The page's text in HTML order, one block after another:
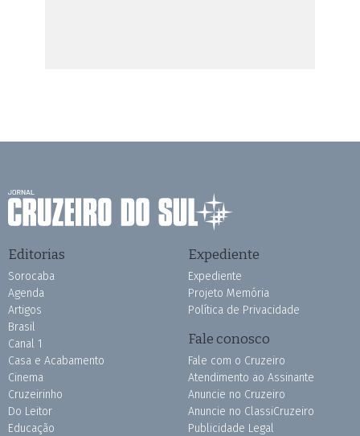
Editorias
Sorocaba
Agenda
Artigos
Brasil
Canal 1
Casa e Acabamento
Cinema
Cruzeirinho
Do Leitor
Educação
Expediente
Expediente
Projeto Memória
Política de Privacidade
Fale conosco
Fale com o Cruzeiro
Atendimento ao Assinante
Anuncie no Cruzeiro
Anuncie no ClassiCruzeiro
Publicidade Legal